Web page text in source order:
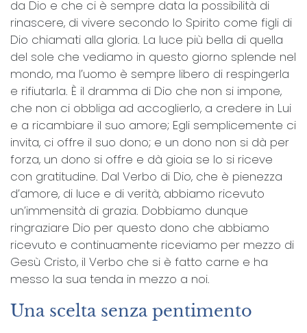
da Dio e che ci è sempre data la possibilità di
rinascere, di vivere secondo lo Spirito come figli di
Dio chiamati alla gloria. La luce più bella di quella
del sole che vediamo in questo giorno splende nel
mondo, ma l’uomo è sempre libero di respingerla
e rifiutarla. È il dramma di Dio che non si impone,
che non ci obbliga ad accoglierlo, a credere in Lui
e a ricambiare il suo amore; Egli semplicemente ci
invita, ci offre il suo dono; e un dono non si dà per
forza, un dono si offre e dà gioia se lo si riceve
con gratitudine. Dal Verbo di Dio, che è pienezza
d’amore, di luce e di verità, abbiamo ricevuto
un’immensità di grazia. Dobbiamo dunque
ringraziare Dio per questo dono che abbiamo
ricevuto e continuamente riceviamo per mezzo di
Gesù Cristo, il Verbo che si è fatto carne e ha
messo la sua tenda in mezzo a noi.
Una scelta senza pentimento